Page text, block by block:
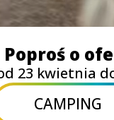
Poproś o
23 kwietnia
CAMPING